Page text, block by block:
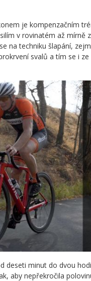
je kompenzačním
v rovinatém až mírně
na techniku šlapání,
svalů a tím se i
deseti minut do dvou
aby nepřekročila